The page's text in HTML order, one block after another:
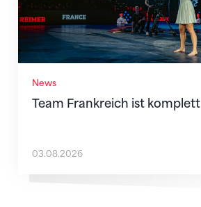
News
Team Frankreich ist komplett
03.08.2026